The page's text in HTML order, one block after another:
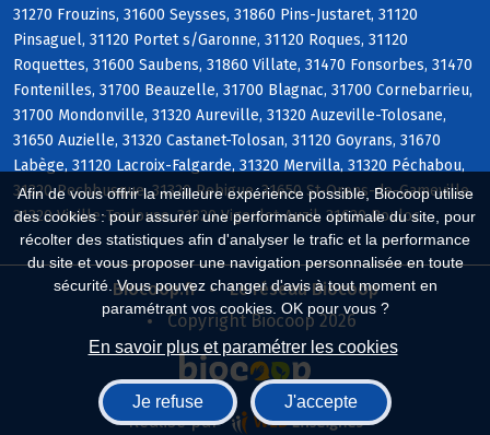
Afin de vous offrir la meilleure expérience possible, Biocoop utilise
des cookies : pour assurer une performance optimale du site, pour
récolter des statistiques afin d'analyser le trafic et la performance
du site et vous proposer une navigation personnalisée en toute
sécurité. Vous pouvez changer d'avis à tout moment en
paramétrant vos cookies. OK pour vous ?
En savoir plus et paramétrer les cookies
Je refuse J'accepte
31270 Frouzins, 31600 Seysses, 31860 Pins-Justaret, 31120
Pinsaguel, 31120 Portet s/Garonne, 31120 Roques, 31120
Roquettes, 31600 Saubens, 31860 Villate, 31470 Fonsorbes, 31470
Fontenilles, 31700 Beauzelle, 31700 Blagnac, 31700 Cornebarrieu,
31700 Mondonville, 31320 Aureville, 31320 Auzeville-Tolosane,
31650 Auzielle, 31320 Castanet-Tolosan, 31120 Goyrans, 31670
Labège, 31120 Lacroix-Falgarde, 31320 Mervilla, 31320 Péchabou,
31320 Pechbusque, 31320 Rebigue, 31650 St-Orens-de-Gameville,
31320 Vieille-Toulouse, 31320 Vigoulet-Auzil, 31620 Bouloc
Biocoop.fr
Le réseau Biocoop
Copyright Biocoop 2026
Réalisé par